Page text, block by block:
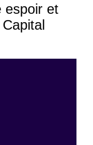
espoir et